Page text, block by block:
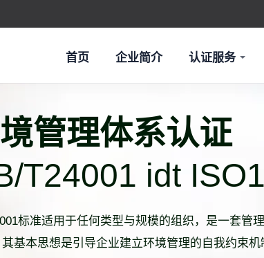
首页 企业简介 认证服务
汽车行业质量管理体系认证
管理体系认证
T24001 idt
标准适用于任何类型与规模的组织，是一套管
基本思想是引导企业建立环境管理的自我约束机